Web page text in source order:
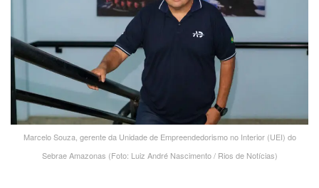
Marcelo Souza, gerente da Unidade de Empreendedorismo no Interior (UEI) do
Sebrae Amazonas (Foto: Luiz André Nascimento / Rios de Notícias)